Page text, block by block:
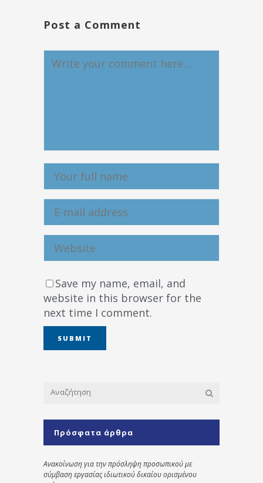
Post a Comment
Save my name, email, and
website in this browser for the
next time I comment.
Πρόσφατα άρθρα
Ανακοίνωση για την πρόσληψη προσωπικού με
σύμβαση εργασίας ιδιωτικού δικαίου ορισμένου